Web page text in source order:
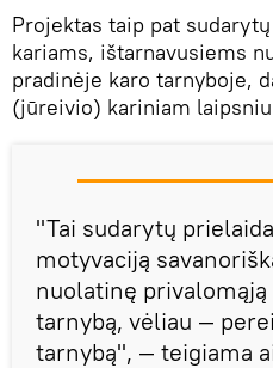
Projektas taip pat
kariams, ištarnavusiems
pradinėje karo tarnyboje,
(jūreivio) kariniam
"Tai sudarytų
motyvaciją
nuolatinę privalomąją
tarnybą, vėliau —
tarnybą", — teigiama